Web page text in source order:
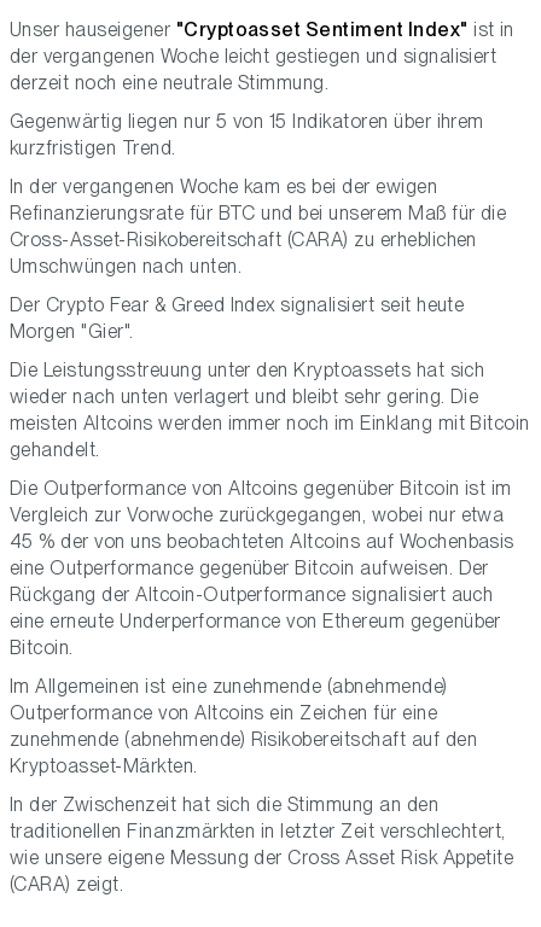
Unser hauseigener "Cryptoasset Sentiment Index" ist in
der vergangenen Woche leicht gestiegen und signalisiert
derzeit noch eine neutrale Stimmung.
Gegenwärtig liegen nur 5 von 15 Indikatoren über ihrem
kurzfristigen Trend.
In der vergangenen Woche kam es bei der ewigen
Refinanzierungsrate für BTC und bei unserem Maß für die
Cross-Asset-Risikobereitschaft (CARA) zu erheblichen
Umschwüngen nach unten.
Der Crypto Fear & Greed Index signalisiert seit heute
Morgen "Gier".
Die Leistungsstreuung unter den Kryptoassets hat sich
wieder nach unten verlagert und bleibt sehr gering. Die
meisten Altcoins werden immer noch im Einklang mit Bitcoin
gehandelt.
Die Outperformance von Altcoins gegenüber Bitcoin ist im
Vergleich zur Vorwoche zurückgegangen, wobei nur etwa
45 % der von uns beobachteten Altcoins auf Wochenbasis
eine Outperformance gegenüber Bitcoin aufweisen. Der
Rückgang der Altcoin-Outperformance signalisiert auch
eine erneute Underperformance von Ethereum gegenüber
Bitcoin.
Im Allgemeinen ist eine zunehmende (abnehmende)
Outperformance von Altcoins ein Zeichen für eine
zunehmende (abnehmende) Risikobereitschaft auf den
Kryptoasset-Märkten.
In der Zwischenzeit hat sich die Stimmung an den
traditionellen Finanzmärkten in letzter Zeit verschlechtert,
wie unsere eigene Messung der Cross Asset Risk Appetite
(CARA) zeigt.